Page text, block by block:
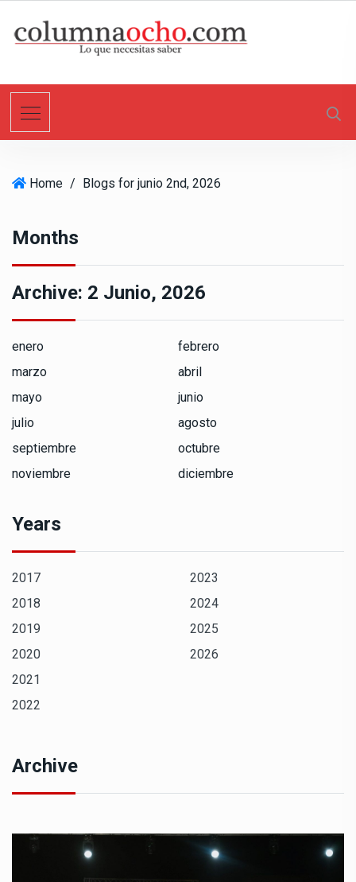
t
Home / Blogs for junio 2nd, 2026
Months
Archive: 2 Junio, 2026
enero
febrero
marzo
abril
mayo
junio
julio
agosto
septiembre
octubre
noviembre
diciembre
Years
2017
2018
2019
2020
2021
2022
2023
2024
2025
2026
Archive